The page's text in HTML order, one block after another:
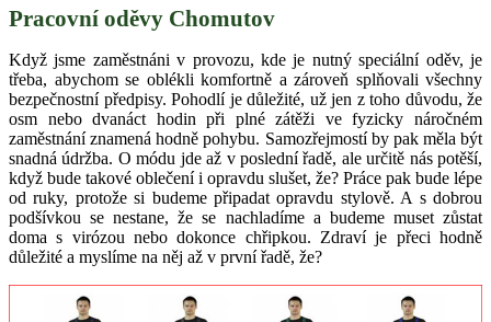
Pracovní oděvy Chomutov
Když jsme zaměstnáni v provozu, kde je nutný speciální oděv, je
třeba, abychom se oblékli komfortně a zároveň splňovali všechny
bezpečnostní předpisy. Pohodlí je důležité, už jen z toho důvodu, že
osm nebo dvanáct hodin při plné zátěži ve fyzicky náročném
zaměstnání znamená hodně pohybu. Samozřejmostí by pak měla být
snadná údržba. O módu jde až v poslední řadě, ale určitě nás potěší,
když bude takové oblečení i opravdu slušet, že? Práce pak bude lépe
od ruky, protože si budeme připadat opravdu stylově. A s dobrou
podšívkou se nestane, že se nachladíme a budeme muset zůstat
doma s virózou nebo dokonce chřipkou. Zdraví je přeci hodně
důležité a myslíme na něj až v první řadě, že?